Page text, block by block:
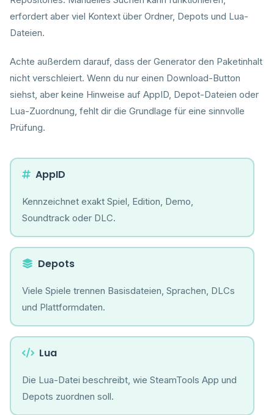
erfordert aber viel Kontext über Ordner, Depots und Lua-
Dateien.
Achte außerdem darauf, dass der Generator den Paketinhalt
nicht verschleiert. Wenn du nur einen Download-Button
siehst, aber keine Hinweise auf AppID, Depot-Dateien oder
Lua-Zuordnung, fehlt dir die Grundlage für eine sinnvolle
Prüfung.
AppID
Kennzeichnet exakt Spiel, Edition, Demo,
Soundtrack oder DLC.
Depots
Viele Spiele trennen Basisdateien, Sprachen, DLCs
und Plattformdaten.
Lua
Die Lua-Datei beschreibt, wie SteamTools App und
Depots zuordnen soll.